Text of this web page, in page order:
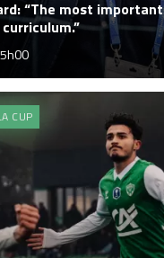
“The most important
CUP